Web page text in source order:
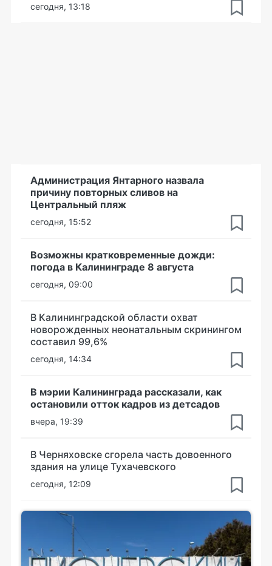
сегодня, 13:18
Администрация Янтарного назвала
причину повторных сливов на
Центральный пляж
сегодня, 15:52
Возможны кратковременные дожди:
погода в Калининграде 8 августа
сегодня, 09:00
В Калининградской области охват
новорожденных неонатальным скринингом
составил 99,6%
сегодня, 14:34
В мэрии Калининграда рассказали, как
остановили отток кадров из детсадов
вчера, 19:39
В Черняховске сгорела часть довоенного
здания на улице Тухачевского
сегодня, 12:09